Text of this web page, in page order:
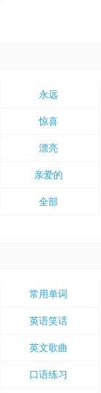
永远
惊喜
漂亮
亲爱的
全部
常用单词
英语笑话
英文歌曲
口语练习